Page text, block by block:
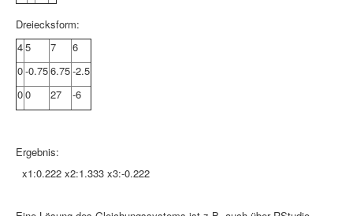
Dreiecksform:
45 7
6
0-0.756.75-2.5
00 27 -6
Ergebnis:
x1:0.222 x2:1.333 x3:-0.222